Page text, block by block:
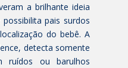
a brilhante ideia
pais surdos
do bebê. A
detecta somente
ou barulhos